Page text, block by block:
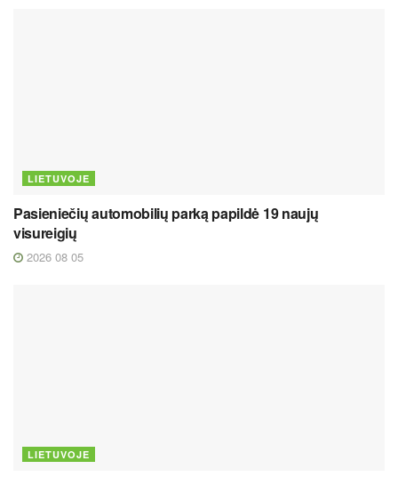
LIETUVOJE
Pasieniečių automobilių parką papildė 19 naujų
visureigių
2026 08 05
LIETUVOJE